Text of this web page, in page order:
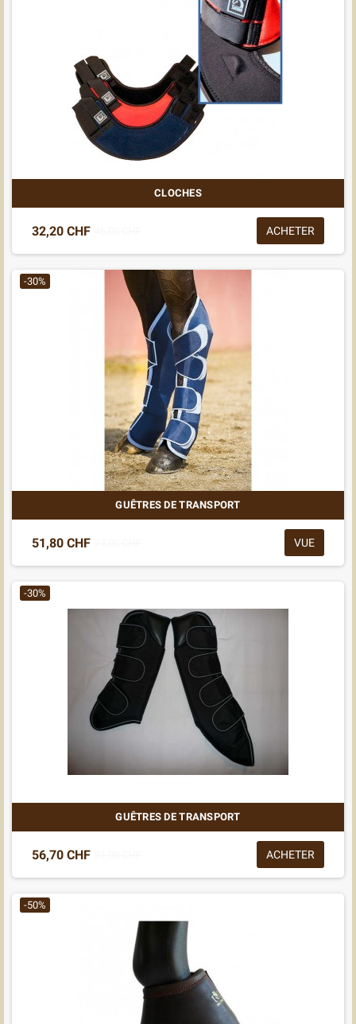
CLOCHES
32,20 CHF ACHETER
-30%
GUÊTRES DE TRANSPORT
51,80 CHF VUE
-30%
GUÊTRES DE TRANSPORT
56,70 CHF ACHETER
-50%